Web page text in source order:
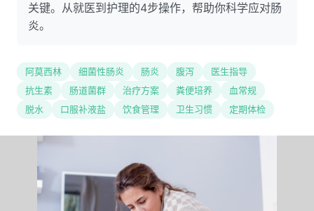
关键。从就医到护理的4步操作，帮助你科学应对肠
炎。
阿莫西林 细菌性肠炎 肠炎 腹泻
医生指导
抗生素
肠道菌群 治疗方案 粪便培养
血常规
脱水
口服补液盐 饮食管理 卫生习惯 定期体检